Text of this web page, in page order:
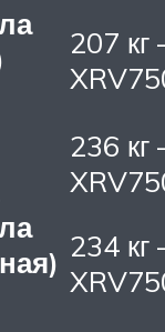
207 кг
236 кг
234 кг